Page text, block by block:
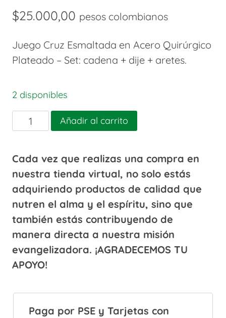
$25.000,00 pesos colombianos
Juego Cruz Esmaltada en Acero Quirúrgico
Plateado – Set: cadena + dije + aretes.
2 disponibles
Juego
Cruz
cantidad
Añadir al carrito
Cada vez que realizas una compra en
nuestra tienda virtual, no solo estás
adquiriendo productos de calidad que
nutren el alma y el espíritu, sino que
también estás contribuyendo de
manera directa a nuestra misión
evangelizadora. ¡AGRADECEMOS TU
APOYO!
Paga por PSE y Tarjetas con